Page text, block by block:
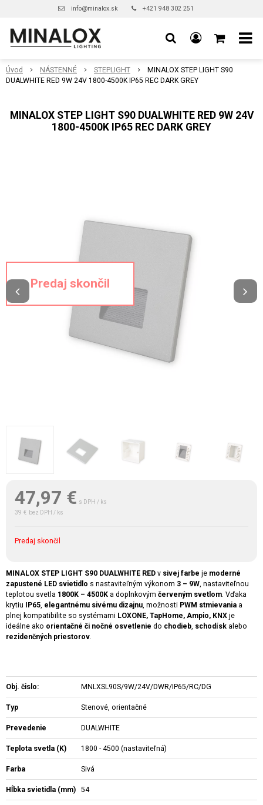
info@minalox.sk +421 948 302 251
Úvod NÁSTENNÉ STEPLIGHT
MINALOX STEP LIGHT S90
DUALWHITE RED 9W 24V 1800-4500K IP65 REC DARK GREY
MINALOX STEP LIGHT S90 DUALWHITE RED 9W 24V
1800-4500K IP65 REC DARK GREY
47,97 € s DPH / ks
39 € bez DPH / ks
Predaj skončil
MINALOX STEP LIGHT S90 DUALWHITE RED v sivej farbe je moderné
zapustené LED svietidlo s nastaviteľným výkonom 3 – 9W , nastaviteľnou
teplotou svetla 1800K – 4500K a doplnkovým červeným svetlom . Vďaka
krytiu IP65 elegantnému sivému dizajnu , možnosti PWM stmievania a
plnej kompatibilite so systémami LOXONE, TapHome, Ampio, KNX je
ideálne ako orientačné či nočné osvetlenie do chodieb schodísk alebo
rezidenčných priestorov
Obj. čislo: MNLXSL90S/9W/24V/DWR/IP65/RC/DG
Typ Stenové, orientačné
Prevedenie DUALWHITE
Teplota svetla (K) 1800 - 4500 (nastaviteľná)
Farba Sivá
Hĺbka svietidla (mm) 54